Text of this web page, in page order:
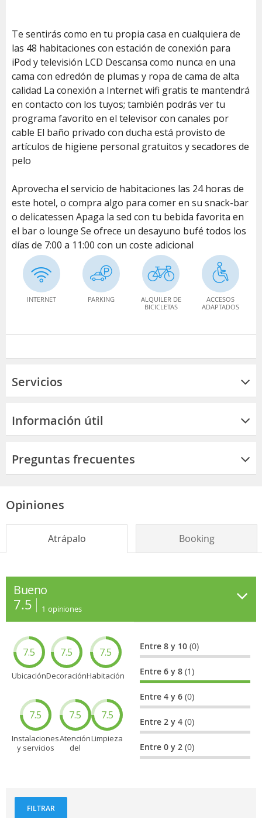
Te sentirás como en tu propia casa en cualquiera de
las 48 habitaciones con estación de conexión para
iPod y televisión LCD Descansa como nunca en una
cama con edredón de plumas y ropa de cama de alta
calidad La conexión a Internet wifi gratis te mantendrá
en contacto con los tuyos; también podrás ver tu
programa favorito en el televisor con canales por
cable El baño privado con ducha está provisto de
artículos de higiene personal gratuitos y secadores de
pelo
Aprovecha el servicio de habitaciones las 24 horas de
este hotel, o compra algo para comer en su snack-bar
o delicatessen Apaga la sed con tu bebida favorita en
el bar o lounge Se ofrece un desayuno bufé todos los
días de 7:00 a 11:00 con un coste adicional
INTERNET PARKING
ALQUILER DE
BICICLETAS
ACCESOS
ADAPTADOS
Servicios
Información útil
Preguntas frecuentes
Opiniones
Atrápalo Booking
Bueno
7.5 1 opiniones
7.5
Ubicación
7.5
Decoración
7.5
Habitación
7.5
Instalaciones
y servicios
7.5
Atención
del
7.5
Limpieza
Entre 8 y 10(0)
Entre 6 y 8(1)
Entre 4 y 6(0)
Entre 2 y 4(0)
Entre 0 y 2(0)
FILTRAR